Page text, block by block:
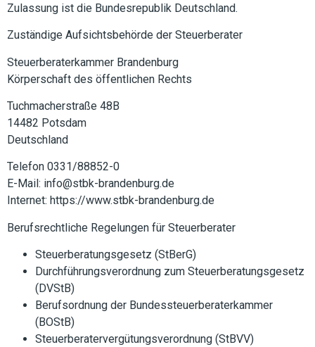
Zulassung ist die Bundesrepublik Deutschland.
Zuständige Aufsichtsbehörde der Steuerberater
Steuerberaterkammer Brandenburg
Körperschaft des öffentlichen Rechts
Tuchmacherstraße 48B
14482 Potsdam
Deutschland
Telefon 0331/88852-0
E-Mail: info@stbk-brandenburg.de
Internet: https://www.stbk-brandenburg.de
Berufsrechtliche Regelungen für Steuerberater
Steuerberatungsgesetz (StBerG)
Durchführungsverordnung zum Steuerberatungsgesetz
(DVStB)
Berufsordnung der Bundessteuerberaterkammer
(BOStB)
Steuerberatervergütungsverordnung (StBVV)